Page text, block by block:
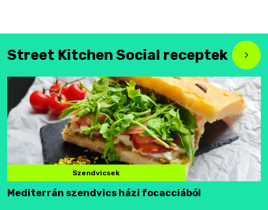
Street Kitchen Social receptek
Szendvicsek
Mediterrán szendvics házi focacciából